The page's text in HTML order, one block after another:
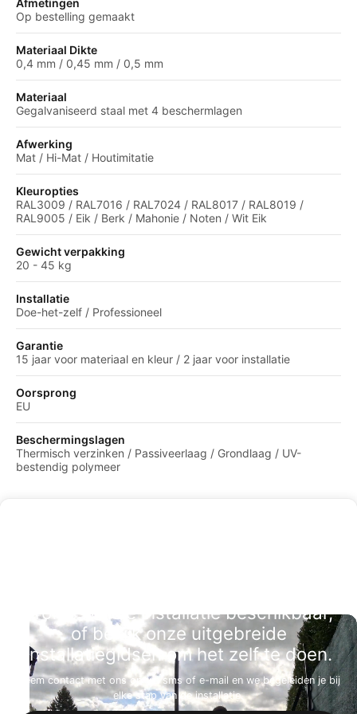
Afmetingen
Op bestelling gemaakt
Materiaal Dikte
0,4 mm / 0,45 mm / 0,5 mm
Materiaal
Gegalvaniseerd staal met 4 beschermlagen
Afwerking
Mat / Hi-Mat / Houtimitatie
Kleuropties
RAL3009 / RAL7016 / RAL7024 / RAL8017 / RAL8019 /
RAL9005 / Eik / Berk / Mahonie / Noten / Wit Eik
Gewicht verpakking
20 - 45 kg
Installatie
Doe-het-zelf / Professioneel
Garantie
15 jaar voor materiaal en kleur / 2 jaar voor installatie
Oorsprong
EU
Beschermingslagen
Thermisch verzinken / Passiveerlaag / Grondlaag / UV-
bestendig polymeer
Professionele installatie beschikbaar,
of bekijk onze uitgebreide
installatiegidsen om het zelf te doen.
Neem contact met ons op via sms of e-mail en we begeleiden je bij
elke stap van de installatie.